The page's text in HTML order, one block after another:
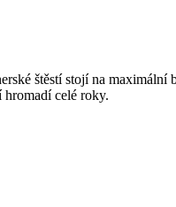
štěstí stojí na maximální
hromadí celé roky.